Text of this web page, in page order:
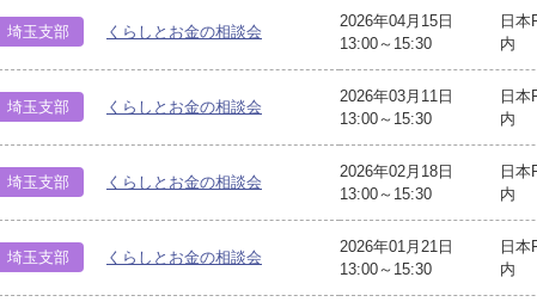
埼玉支部 くらしとお金の相談会
2026年04月15日
13:00～15:30
日
内
埼玉支部 くらしとお金の相談会
2026年03月11日
13:00～15:30
日
内
埼玉支部 くらしとお金の相談会
2026年02月18日
13:00～15:30
日
内
埼玉支部 くらしとお金の相談会
2026年01月21日
13:00～15:30
日
内